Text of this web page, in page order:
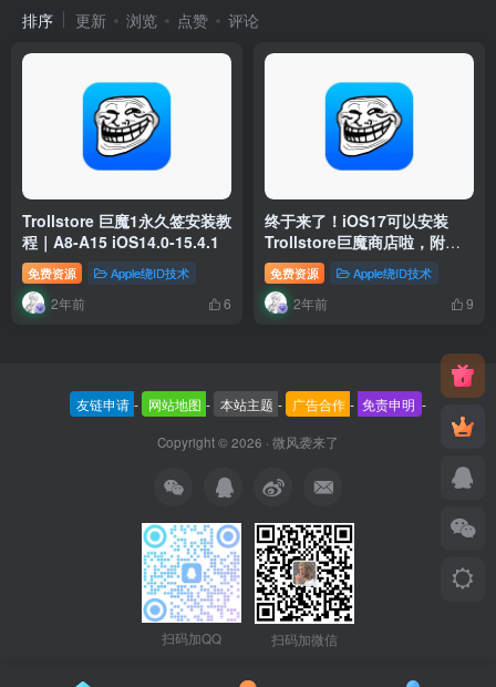
排序 更新 浏览 点赞 评论
Trollstore 巨魔1永久签安装教
程｜A8-A15 iOS14.0-15.4.1
免费资源 Apple绕ID技术
2年前 6
终于来了！iOS17可以安装
Trollstore巨魔商店啦，附上
详细安装教程
免费资源 Apple绕ID技术
2年前 9
友链申请 - 网站地图 - 本站主题 - 广告合作 - 免责申明 -
Copyright © 2026 · 微风袭来了
扫码加QQ 扫码加微信